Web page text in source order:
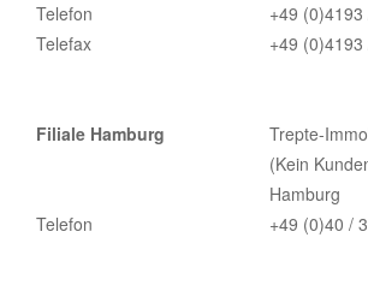
Telefon
+49
Telefax
+49
Filiale Hamburg
Trepte-
(Kein
Hamburg
Telefon
+49 (0)40 /